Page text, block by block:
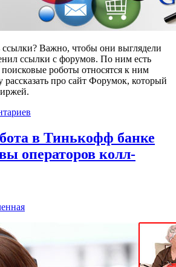
ссылки? Важно, чтобы они выглядели
ссылки с форумов. По ним есть
роботы относятся к ним
рассказать про сайт Форумок, который
в Тинькофф банке
операторов колл-